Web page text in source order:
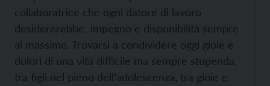
collaboratrice che ogni datore di lavoro
desidererebbe: impegno e disponibilità sempre
al massimo. Trovarsi a condividere oggi gioie e
dolori di una vita difficile ma sempre stupenda,
tra figli nel pieno dell’adolescenza, tra gioie e